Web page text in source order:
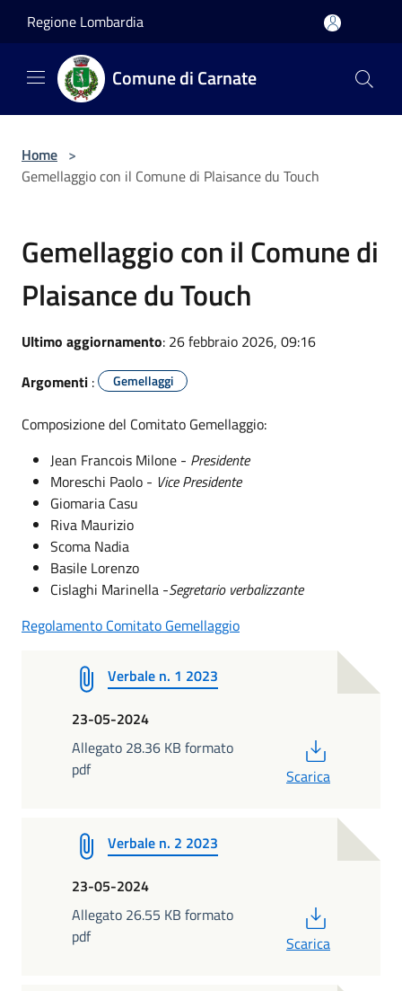
Regione Lombardia
Comune di Carnate
Home >
Gemellaggio con il Comune di Plaisance du Touch
Gemellaggio con il Comune di
Plaisance du Touch
Ultimo aggiornamento: 26 febbraio 2026, 09:16
Argomenti : Gemellaggi
Composizione del Comitato Gemellaggio:
Jean Francois Milone - Presidente
Moreschi Paolo - Vice Presidente
Giomaria Casu
Riva Maurizio
Scoma Nadia
Basile Lorenzo
Cislaghi Marinella -Segretario verbalizzante
Regolamento Comitato Gemellaggio
Verbale n. 1 2023
23-05-2024
Allegato 28.36 KB formato
pdf
Scarica
Verbale n. 2 2023
23-05-2024
Allegato 26.55 KB formato
pdf
Scarica